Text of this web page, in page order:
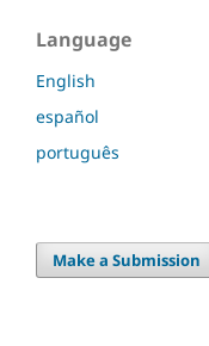
Language
English
español
português
Make a Submission